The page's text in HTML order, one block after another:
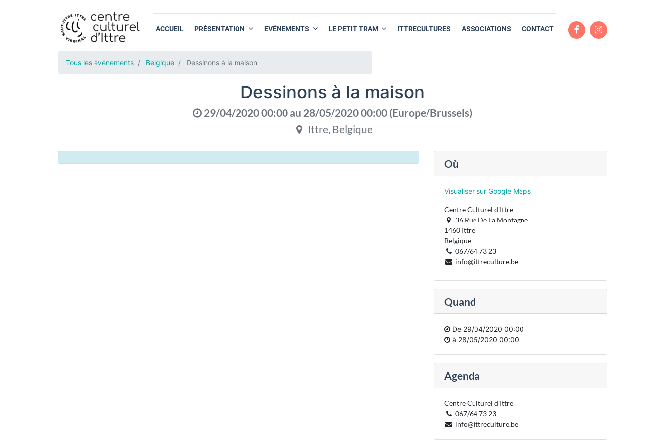
ACCUEIL PRÉSENTATION EVÉNEMENTS LE PETIT TRAM ITTRECULTURES ASSOCIATIONS CONTACT
Tous les événements Belgique Dessinons à la maison
Dessinons à la maison
29/04/2020 00:00 au 28/05/2020 00:00 (Europe/Brussels)
Ittre, Belgique
Où
Visualiser sur Google Maps
Centre Culturel d'Ittre
36 Rue De La Montagne
1460 Ittre
Belgique
067/64 73 23
info@ittreculture.be
Quand
De 29/04/2020 00:00
à 28/05/2020 00:00
Agenda
Centre Culturel d'Ittre
067/64 73 23
info@ittreculture.be